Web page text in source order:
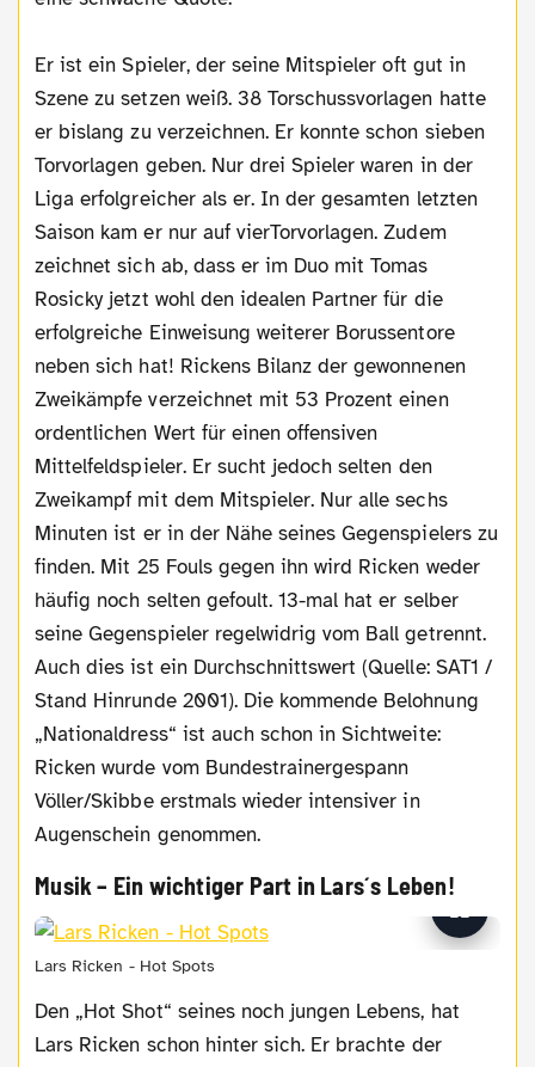
Er ist ein Spieler, der seine Mitspieler oft gut in
Szene zu setzen weiß. 38 Torschussvorlagen hatte
er bislang zu verzeichnen. Er konnte schon sieben
Torvorlagen geben. Nur drei Spieler waren in der
Liga erfolgreicher als er. In der gesamten letzten
Saison kam er nur auf vierTorvorlagen. Zudem
zeichnet sich ab, dass er im Duo mit Tomas
Rosicky jetzt wohl den idealen Partner für die
erfolgreiche Einweisung weiterer Borussentore
neben sich hat! Rickens Bilanz der gewonnenen
Zweikämpfe verzeichnet mit 53 Prozent einen
ordentlichen Wert für einen offensiven
Mittelfeldspieler. Er sucht jedoch selten den
Zweikampf mit dem Mitspieler. Nur alle sechs
Minuten ist er in der Nähe seines Gegenspielers zu
finden. Mit 25 Fouls gegen ihn wird Ricken weder
häufig noch selten gefoult. 13-mal hat er selber
seine Gegenspieler regelwidrig vom Ball getrennt.
Auch dies ist ein Durchschnittswert (Quelle: SAT1 /
Stand Hinrunde 2001). Die kommende Belohnung
„Nationaldress“ ist auch schon in Sichtweite:
Ricken wurde vom Bundestrainergespann
Völler/Skibbe erstmals wieder intensiver in
Augenschein genommen.
Musik – Ein wichtiger Part in Lars´s Leben!
Lars Ricken - Hot Spots
Den „Hot Shot“ seines noch jungen Lebens, hat
Lars Ricken schon hinter sich. Er brachte der